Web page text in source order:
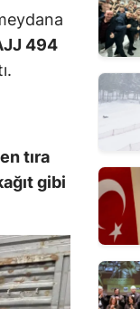
494
tıra
gibi